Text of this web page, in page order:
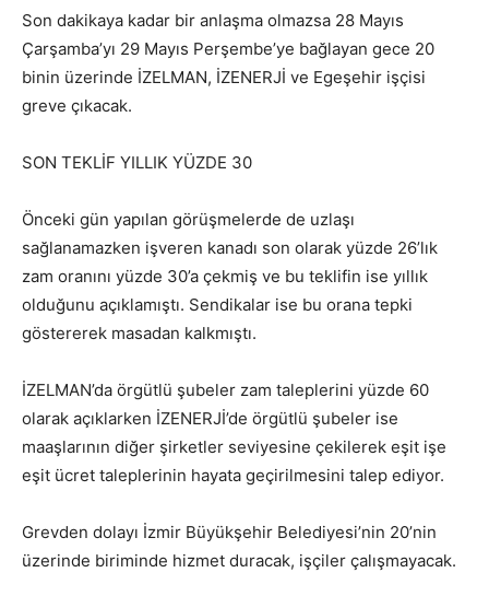
Son dakikaya kadar bir anlaşma olmazsa 28 Mayıs
Çarşamba’yı 29 Mayıs Perşembe’ye bağlayan gece 20
binin üzerinde İZELMAN, İZENERJİ ve Egeşehir işçisi
greve çıkacak.
SON TEKLİF YILLIK YÜZDE 30
Önceki gün yapılan görüşmelerde de uzlaşı
sağlanamazken işveren kanadı son olarak yüzde 26’lık
zam oranını yüzde 30’a çekmiş ve bu teklifin ise yıllık
olduğunu açıklamıştı. Sendikalar ise bu orana tepki
göstererek masadan kalkmıştı.
İZELMAN’da örgütlü şubeler zam taleplerini yüzde 60
olarak açıklarken İZENERJİ’de örgütlü şubeler ise
maaşlarının diğer şirketler seviyesine çekilerek eşit işe
eşit ücret taleplerinin hayata geçirilmesini talep ediyor.
Grevden dolayı İzmir Büyükşehir Belediyesi’nin 20’nin
üzerinde biriminde hizmet duracak, işçiler çalışmayacak.